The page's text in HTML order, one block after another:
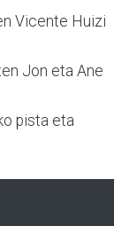
Vicente Huizi
Jon eta Ane
pista eta